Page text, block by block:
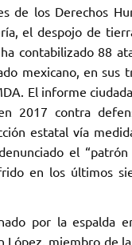
de los Derechos
el despojo de
contabilizado 88
mexicano, en
El informe
2017 contra
estatal vía
el
en los últimos
por la espalda
López, miembro de